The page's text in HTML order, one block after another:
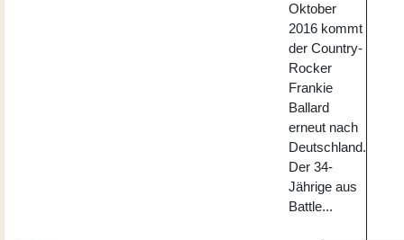
Oktober
2016 kommt
der Country-
Rocker
Frankie
Ballard
erneut nach
Deutschland.
Der 34-
Jährige aus
Battle...